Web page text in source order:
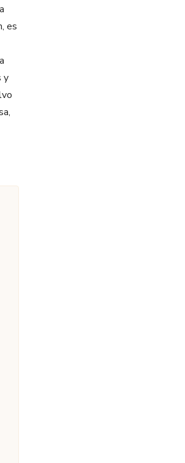
es
y